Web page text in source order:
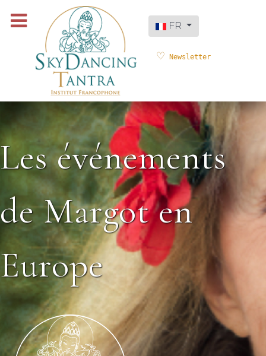
Sélectionnez votre langue
FR
Newsletter
Les événements
de Margot en
Europe